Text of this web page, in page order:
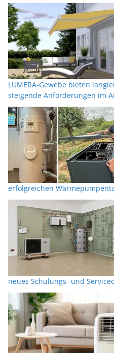
LUMERA-Gewebe bieten
steigende Anforderungen im
erfolgreichen
neues Schulungs- und